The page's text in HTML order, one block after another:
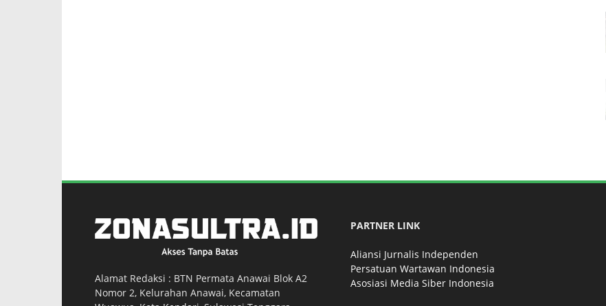
Alamat Redaksi : BTN Permata Anawai Blok A2
Nomor 2, Kelurahan Anawai, Kecamatan
PARTNER LINK
Aliansi Jurnalis Independen
Persatuan Wartawan Indonesia
Asosiasi Media Siber Indonesia